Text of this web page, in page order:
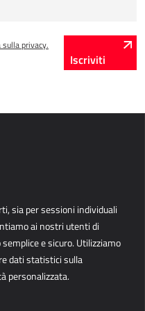
privacy.
Iscriviti
1313 303
sia per sessioni individuali
ai nostri utenti di
e sicuro. Utilizziamo
dati statistici sulla
personalizzata.